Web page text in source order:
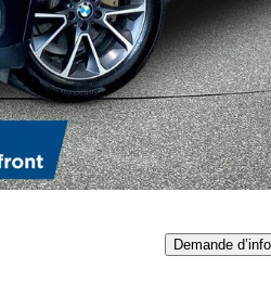
Affaire
Demande d’info